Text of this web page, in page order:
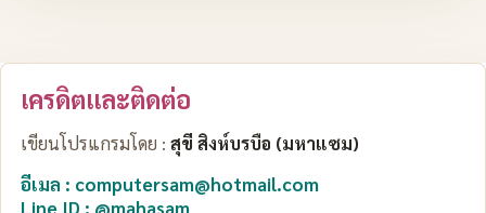
เครดิตและติดต่อ
เขียนโปรแกรมโดย : สุขี สิงห์บรบือ (มหาแซม)
อีเมล : computersam@hotmail.com
Line ID : @mahasam